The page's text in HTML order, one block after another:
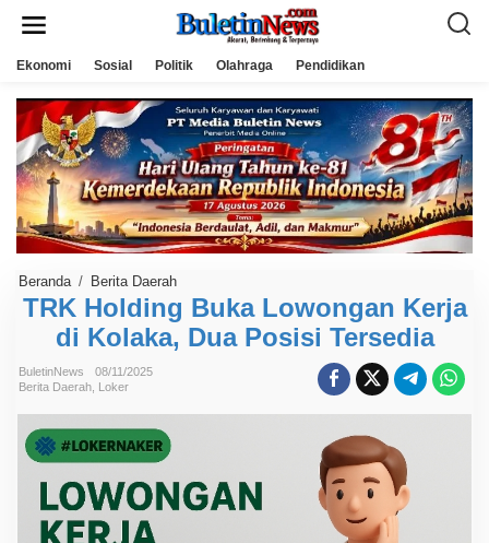
Ekonomi Sosial Politik Olahraga Pendidikan
Beranda / Berita Daerah
K
o
n
a
L
TRK Holding Buka Lowongan Kerja
di Kolaka, Dua Posisi Tersedia
BuletinNews
08/11/2025
Berita Daerah Loker